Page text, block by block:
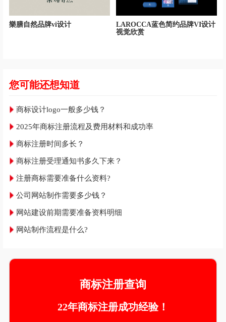
樂膳自然品牌vi设计
LAROCCA蓝色简约品牌VI设计
视觉欣赏
您可能还想知道
商标设计logo一般多少钱？
2025年商标注册流程及费用材料和成功率
商标注册时间多长？
商标注册受理通知书多久下来？
注册商标需要准备什么资料?
公司网站制作需要多少钱？
网站建设前期需要准备资料明细
网站制作流程是什么?
商标注册查询
22年商标注册成功经验！